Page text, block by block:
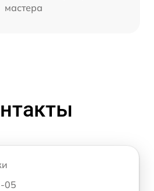
мастера
05